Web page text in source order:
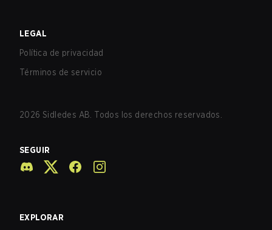
LEGAL
Política de privacidad
Términos de servicio
2026 Sidledes AB. Todos los derechos reservados.
SEGUIR
EXPLORAR